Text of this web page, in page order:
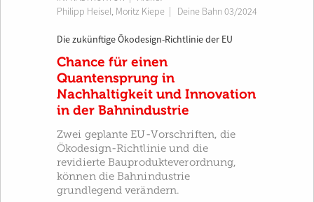
Philipp Heisel, Moritz Kiepe Deine Bahn 03/2024
Die zukünftige Ökodesign-Richtlinie der EU
Chance für einen
Quantensprung in
Nachhaltigkeit und Innovation
in der Bahnindustrie
Zwei geplante EU-Vorschriften, die
Ökodesign-Richtlinie und die
revidierte Bauprodukteverordnung,
können die Bahnindustrie
grundlegend verändern.